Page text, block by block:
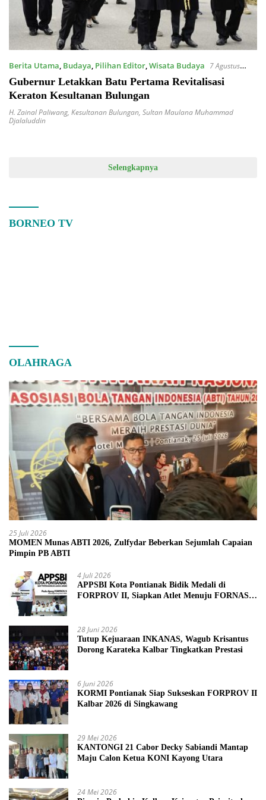
Berita Utama, Budaya, Pilihan Editor,Wisata Budaya 7 Agustus
2024
Gubernur Letakkan Batu Pertama Revitalisasi
Keraton Kesultanan Bulungan
H. Zainal Paliwang, Kesultanan Bulungan, Sultan Maulana Muhammad
Djalaluddin
Selengkapnya
BORNEO TV
OLAHRAGA
25 Juli 2026
MOMEN Munas ABTI 2026, Zulfydar Beberkan Sejumlah Capaian
Pimpin PB ABTI
4 Juli 2026
APPSBI Kota Pontianak Bidik Medali di
FORPROV II, Siapkan Atlet Menuju FORNAS
28 Juni 2026
Tutup Kejuaraan INKANAS, Wagub Krisantus
Dorong Karateka Kalbar Tingkatkan Prestasi
6 Juni 2026
KORMI Pontianak Siap Sukseskan FORPROV II
Kalbar 2026 di Singkawang
29 Mei 2026
KANTONGI 21 Cabor Decky Sabiandi Mantap
Maju Calon Ketua KONI Kayong Utara
24 Mei 2026